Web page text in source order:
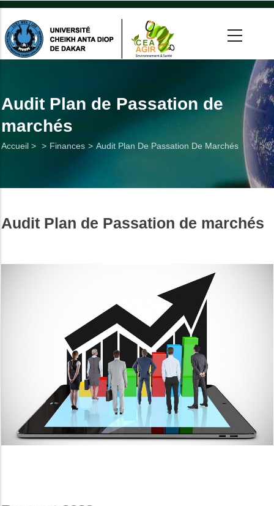
Aller
contenu
principal
Audit Plan de Passation de
marchés
Fil
Accueil > Finances Audit Plan De Passation De Marchés
Audit Plan de Passation de marchés